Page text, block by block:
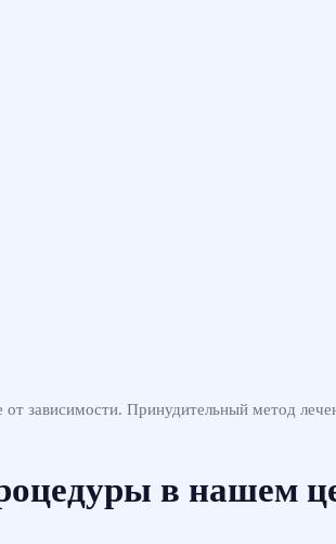
зависимости. Принудительный метод
в нашем